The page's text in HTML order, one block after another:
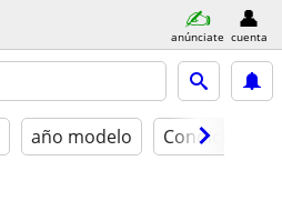
anúnciate cuenta
año modelo Condición